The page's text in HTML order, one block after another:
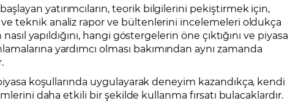
yatırımcıların, teorik bilgilerini pekiştirmek için,
teknik analiz rapor ve bültenlerini incelemeleri oldukça
yapıldığını, hangi göstergelerin öne çıktığını ve piyasa
yardımcı olması bakımından aynı zamanda
koşullarında uygulayarak deneyim kazandıkça, kendi
daha etkili bir şekilde kullanma fırsatı bulacaklardır.